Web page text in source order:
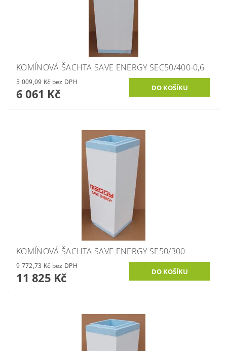
KOMÍNOVÁ ŠACHTA SAVE ENERGY SEC50/400-0,6
5 009,09 Kč bez DPH
6 061 Kč
KOMÍNOVÁ ŠACHTA SAVE ENERGY SE50/300
9 772,73 Kč bez DPH
11 825 Kč